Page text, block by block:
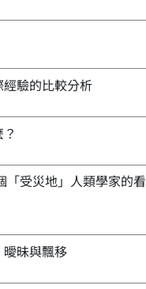
驗的比較分析
「受災地」人類學家的看
昧與飄移